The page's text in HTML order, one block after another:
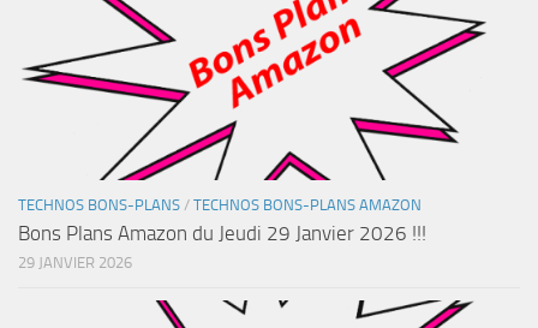
TECHNOS BONS-PLANS / TECHNOS BONS-PLANS AMAZON
Bons Plans Amazon du Jeudi 29 Janvier 2026 !!!
29 JANVIER 2026